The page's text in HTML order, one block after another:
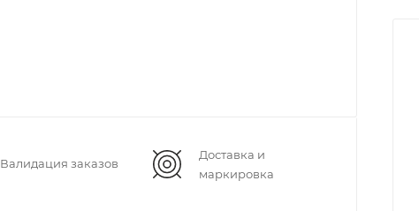
Валидация заказов
Доставка и
маркировка